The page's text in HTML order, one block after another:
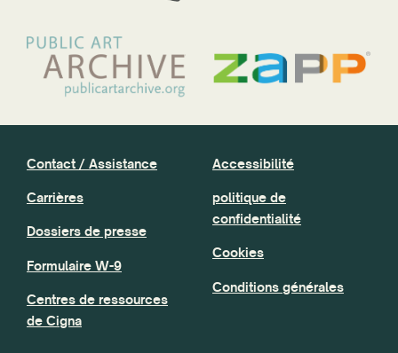
Contact / Assistance
Carrières
Dossiers de presse
Formulaire W-9
Centres de ressources
de Cigna
Accessibilité
politique de
confidentialité
Cookies
Conditions générales